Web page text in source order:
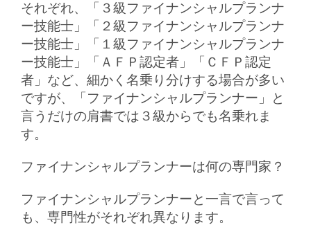
それぞれ、「３級ファイナンシャルプランナ
ー技能士」「２級ファイナンシャルプランナ
ー技能士」「１級ファイナンシャルプランナ
ー技能士」「ＡＦＰ認定者」「ＣＦＰ認定
者」など、細かく名乗り分けする場合が多い
ですが、「ファイナンシャルプランナー」と
言うだけの肩書では３級からでも名乗れま
す。
ファイナンシャルプランナーは何の専門家？
ファイナンシャルプランナーと一言で言って
も、専門性がそれぞれ異なります。